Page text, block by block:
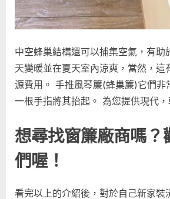
中空蜂巢結構還可以捕集空氣，有助
天變暖並在夏天室內涼爽，當然，這
源費用。 手推風琴簾(蜂巢簾)它們非
一根手指將其抬起。 為您提供現代，
想尋找窗簾廠商嗎？
們喔！
看完以上的介紹後，對於自己新家裝